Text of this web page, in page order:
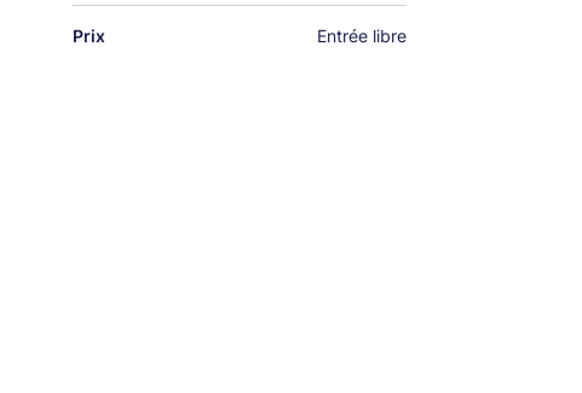
Prix Entrée libre